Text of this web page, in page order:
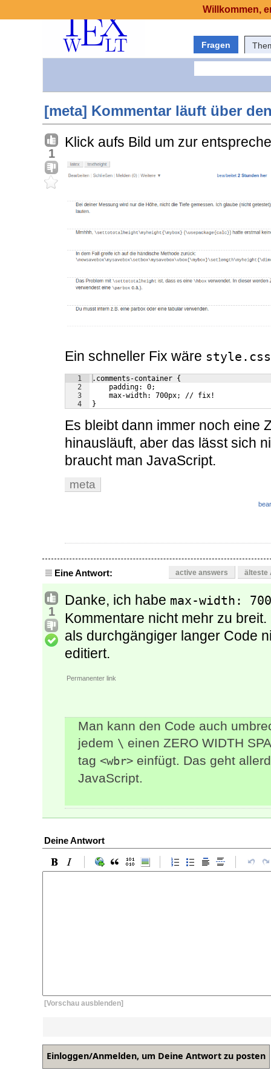
Fragen
[meta] Kommentar läuft über
1
Klick aufs Bild um zur
Ein schneller Fix wäre style.css
1
2
3
4
.comments-container {
    padding: 0;
    max-width: 700px; // fix!
}
Es bleibt dann immer noch eine
hinausläuft, aber das lässt sich
braucht man JavaScript.
meta
Eine Antwort: active answers älteste
1
Danke, ich habe max-width:
Kommentare nicht mehr zu
als durchgängiger langer Code
editiert.
Permanenter link
Man kann den Code auch
jedem \ einen ZERO WIDTH
tag <wbr> einfügt. Das geht
JavaScript.
Deine Antwort
[Vorschau ausblenden]
Willkommen,